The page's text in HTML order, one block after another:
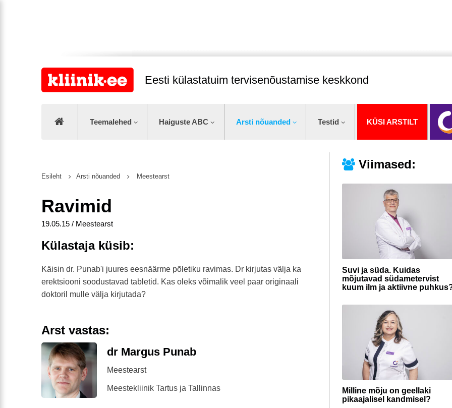
Eesti külastatuim tervisenõustamise keskkond
Teemalehed Haiguste ABC Arsti nõuanded Testid KÜSI ARSTILT
Viimased:
Suvi ja süda. Kuidas
mõjutavad südametervist
kuum ilm ja aktiivne
Milline mõju on geellaki
pikaajalisel kandmisel?
Esileht Arsti nõuanded Meestearst
Ravimid
19.05.15 / Meestearst
Külastaja küsib:
Käisin dr. Punab'i juures eesnäärme põletiku ravimas. Dr kirjutas välja ka
erektsiooni soodustavad tabletid. Kas oleks võimalik veel paar originaali
doktoril mulle välja kirjutada?
Arst vastas:
dr Margus Punab
Meestearst
Meestekliinik Tartus ja Tallinnas